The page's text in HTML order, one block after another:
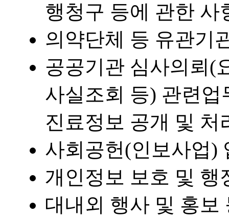
행청구 등에 관한 사
의약단체 등 유관기
공공기관 심사의뢰(
사실조회 등) 관련
진료정보 공개 및 처
사회공헌(인보사업)
개인정보 보호 및 행
대내외 행사 및 홍보